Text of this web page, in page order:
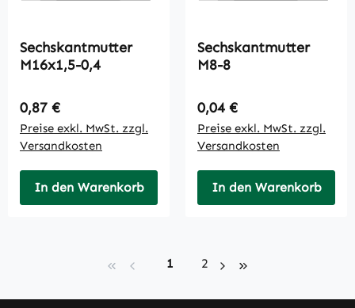
Sechskantmutter
M16x1,5-0,4
Regulärer Preis:
0,87 €
Preise exkl. MwSt. zzgl.
Versandkosten
In den Warenkorb
Sechskantmutter
M8-8
Regulärer Preis:
0,04 €
Preise exkl. MwSt. zzgl.
Versandkosten
In den Warenkorb
Seite
1 Seite
2